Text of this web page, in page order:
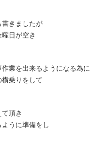
きましたが
日が空き
業を出来るようになる為に
乗りをして
頂き
うに準備をし